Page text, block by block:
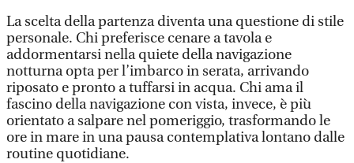
La scelta della partenza diventa una questione di stile
personale. Chi preferisce cenare a tavola e
addormentarsi nella quiete della navigazione
notturna opta per l’imbarco in serata, arrivando
riposato e pronto a tuffarsi in acqua. Chi ama il
fascino della navigazione con vista, invece, è più
orientato a salpare nel pomeriggio, trasformando le
ore in mare in una pausa contemplativa lontano dalle
routine quotidiane.